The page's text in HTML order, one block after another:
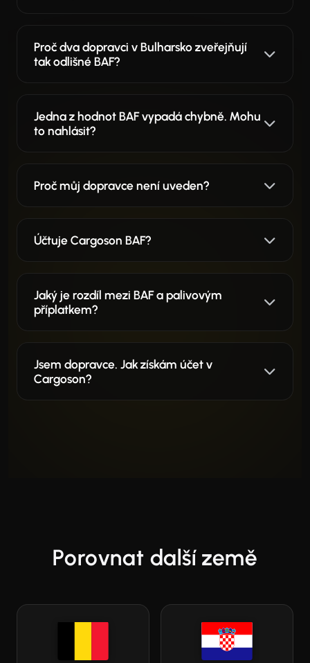
Proč dva dopravci v Bulharsko zveřejňují
tak odlišné BAF?
Jedna z hodnot BAF vypadá chybně. Mohu
to nahlásit?
Proč můj dopravce není uveden?
Účtuje Cargoson BAF?
Jaký je rozdíl mezi BAF a palivovým
příplatkem?
Jsem dopravce. Jak získám účet v
Cargoson?
Porovnat další země